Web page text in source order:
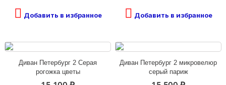
Добавить в избранное Добавить в избранное
Диван Петербург 2 Серая
рогожка цветы
Диван Петербург 2 микровелюр
серый париж